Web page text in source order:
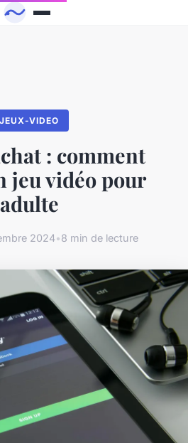
JEUX-VIDEO
: comment
jeu vidéo pour
adulte
2024•8 min de lecture